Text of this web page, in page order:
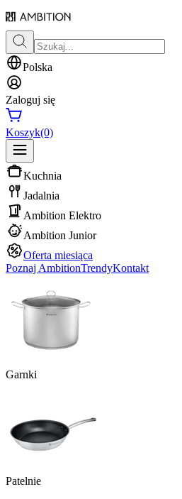
Polska
Zaloguj się
Koszyk(0)
Kuchnia
Jadalnia
Ambition Elektro
Ambition Junior
Oferta miesiąca
Poznaj AmbitionTrendyKontakt
Garnki
Patelnie